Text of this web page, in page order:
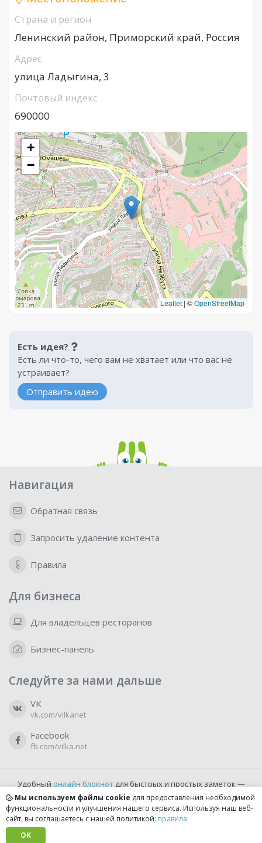
Страна и регион
Ленинский район, Приморский край, Россия
Адрес
улица Ладыгина, 3
Почтовый индекс
690000
+
−
Leaflet | ©OpenStreetMap
Есть идея?
Есть ли что-то, чего вам не хватает или что вас не
устраивает?
Отправить идею
Навигация
Обратная связь
Запросить удаление контента
Правила
Для бизнеса
Для владельцев ресторанов
Бизнес-панель
Следуйте за нами дальше
VK
vk.com/vilkanet
Facebook
fb.com/vilka.net
Удобный онлайн блокнотдля быстрых и простых заметок —
бесплатно и доступно прямо из браузера.
Мы используем файлы cookie для предоставления необходимой
функциональности и улучшения нашего сервиса. Используя наш веб-
сайт, вы соглашаетесь с нашей политикой: правила
OK